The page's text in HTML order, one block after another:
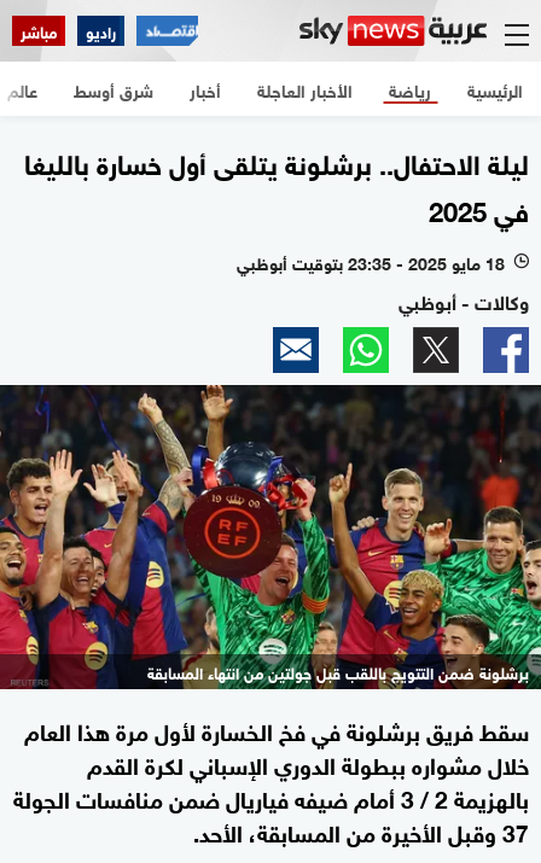
راديو مباشر
الرئيسية الأخبار العاجلة أخبار شرق أوسط عالم رياضة
ليلة الاحتفال.. برشلونة يتلقى أول خسارة بالليغا
في 2025
l 18 مايو 2025 - 23:35 بتوقيت أبوظبي
وكالات - أبوظبي
برشلونة ضمن التتويج باللقب قبل جولتين من انتهاء المسابقة
سقط فريق برشلونة في فخ الخسارة لأول مرة هذا العام
خلال مشواره ببطولة الدوري الإسباني لكرة القدم
بالهزيمة 2 / 3 أمام ضيفه فياريال ضمن منافسات الجولة
37 وقبل الأخيرة من المسابقة، الأحد.